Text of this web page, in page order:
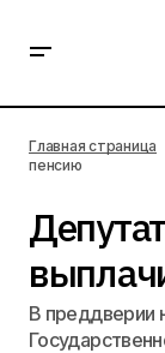
Главная страница
пенсию
В преддверии